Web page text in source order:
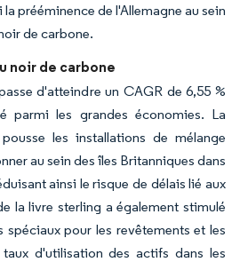
prééminence de l'Allemagne au sein
de carbone.
noir de carbone
d'atteindre un CAGR de 6,55 %
parmi les grandes économies. La
les installations de mélange
au sein des îles Britanniques dans
ainsi le risque de délais lié aux
la livre sterling a également stimulé
pour les revêtements et les
d'utilisation des actifs dans les